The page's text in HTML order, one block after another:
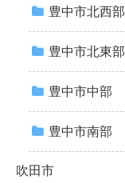
豊中市北西部
豊中市北東部
豊中市中部
豊中市南部
吹田市